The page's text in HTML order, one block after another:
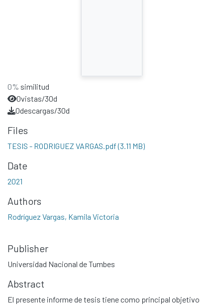
0% similitud
0vistas/30d
0descargas/30d
Files
TESIS - RODRIGUEZ VARGAS.pdf(3.11 MB)
Date
2021
Authors
Rodríguez Vargas, Kamila Victoria
Publisher
Universidad Nacional de Tumbes
Abstract
El presente informe de tesis tiene como principal objetivo